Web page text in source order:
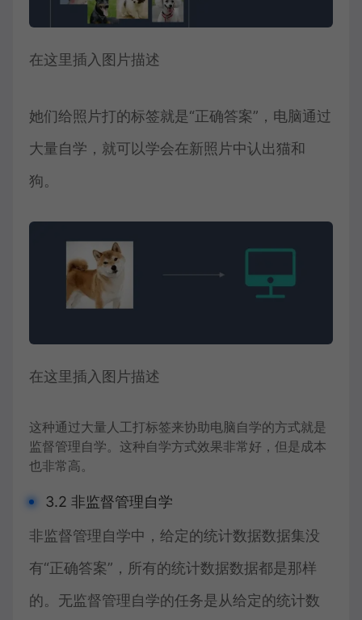
在这里插入图片描述
她们给照片打的标签就是“正确答案”，电脑通过
大量自学，就可以学会在新照片中认出猫和
狗。
在这里插入图片描述
这种通过大量人工打标签来协助电脑自学的方式就是
监督管理自学。这种自学方式效果非常好，但是成本
也非常高。
3.2 非监督管理自学
非监督管理自学中，给定的统计数据数据集没
有“正确答案”，所有的统计数据数据都是那样
的。无监督管理自学的任务是从给定的统计数